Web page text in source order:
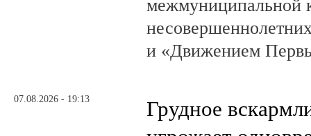
межмуниципальной
и «Движением
07.08.2026 - 19:13
Грудное